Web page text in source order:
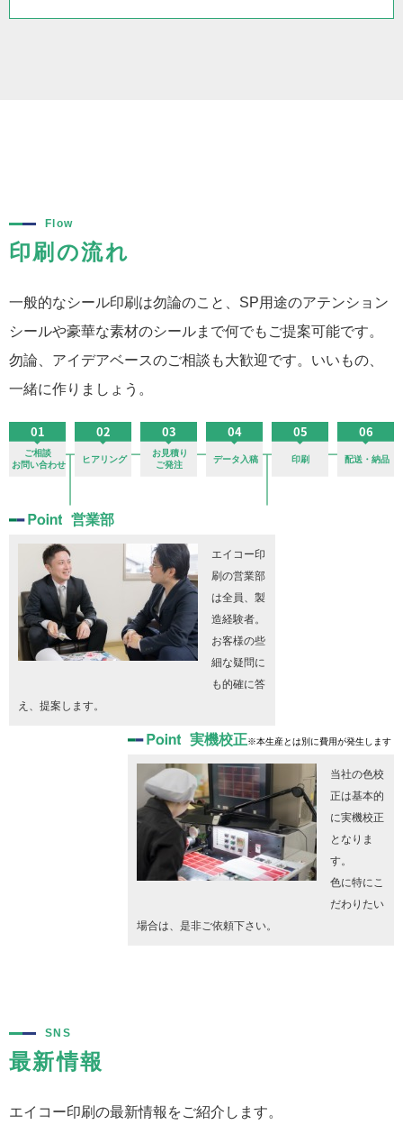
Flow
印刷の流れ
一般的なシール印刷は勿論のこと、SP用途のアテンション
シールや豪華な素材のシールまで何でもご提案可能です。
勿論、アイデアベースのご相談も大歓迎です。いいもの、
一緒に作りましょう。
営業部
エイコー印
刷の営業部
は全員、製
造経験者。
お客様の些
細な疑問に
も的確に答
え、提案します。
実機校正※本生産とは別に費用が発生します
当社の色校
正は基本的
に実機校正
となりま
す。
色に特にこ
だわりたい
場合は、是非ご依頼下さい。
SNS
最新情報
エイコー印刷の最新情報をご紹介します。